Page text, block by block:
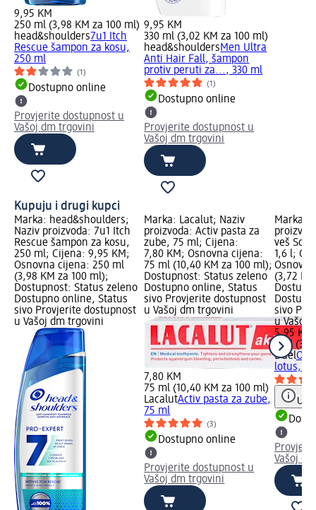
9,95 KM
250 ml (3,98 KM za 100 ml)
head&shoulders7u1 Itch
Rescue šampon za kosu,
250 ml
(1)
Dostupno online
Provjerite dostupnost u
Vašoj dm trgovini
9,95 KM
330 ml (3,02 KM za 100 ml)
head&shouldersMen Ultra
Anti Hair Fall, šampon
protiv peruti za..., 330 ml
(1)
Dostupno online
Provjerite dostupnost u
Vašoj dm trgovini
Kupuju i drugi kupci
Marka: head&shoulders;
Naziv proizvoda: 7u1 Itch
Rescue šampon za kosu,
250 ml; Cijena: 9,95 KM;
Osnovna cijena: 250 ml
(3,98 KM za 100 ml);
Dostupnost: Status zeleno
Dostupno online, Status
sivo Provjerite dostupnost
u Vašoj dm trgovini
Marka: Lacalut; Naziv
proizvoda: Activ pasta za
zube, 75 ml; Cijena:
7,80 KM; Osnovna cijena:
75 ml (10,40 KM za 100 ml);
Dostupnost: Status zeleno
Dostupno online, Status
sivo Provjerite dostupnost
u Vašoj dm trgovini
7,80 KM
75 ml (10,40 KM za 100 ml)
LacalutActiv pasta za zube,
75 ml
(3)
Dostupno online
Provjerite dostupnost u
Vašoj dm trgovini
Marka:
veš Soft
1,6 l;
(3,72
sivo
u Vašoj
5,95 KM
1,6 l
Duel
lotus,
Vašoj